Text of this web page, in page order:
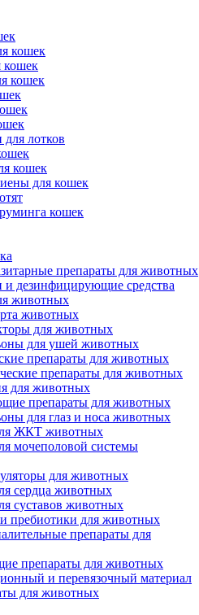
кошек
кошек
кошек
лотков
кошек
для кошек
кошек
препараты для животных
и дезинфицирующие средства
животных
животных
для животных
для ушей животных
препараты для животных
препараты для животных
для животных
препараты для животных
для глаз и носа животных
ЖКТ животных
мочеполовой системы
для животных
сердца животных
суставов животных
пребиотики для животных
препараты для
препараты для животных
и перевязочный материал
для животных